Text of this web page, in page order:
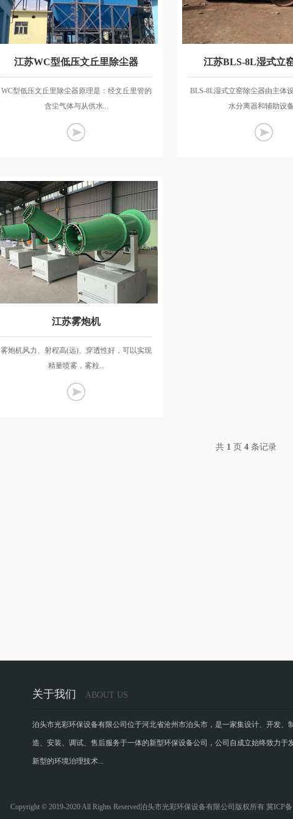
江苏WC型低压文丘里除尘器
WC型低压文丘里除尘器原理是：经文丘里管的
含尘气体与从供水...
江苏BLS-8L湿式立
BLS-8L湿式立窑除尘器由主体
水分离器和辅助设
江苏雾炮机
雾炮机风力、射程高(远)、穿透性好，可以实现
精量喷雾，雾粒...
共 1 页 4 条记录
关于我们 ABOUT US
泊头市光彩环保设备有限公司位于河北省沧州市泊头市，是一家集设计、开发、制
造、安装、调试、售后服务于一体的新型环保设备公司，公司自成立始终致力于
新型的环境治理技术...
Copyright © 2019-2020 All Rights Reserved泊头市光彩环保设备有限公司版权所有 冀ICP备